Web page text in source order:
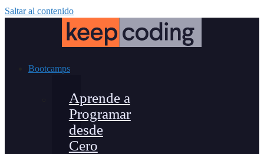
Saltar al contenido
Bootcamps
Aprende a
Programar
desde
Cero